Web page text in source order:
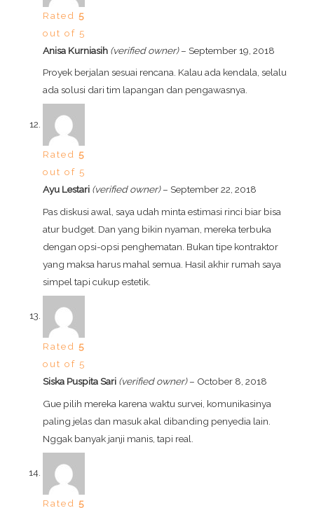
Rated5
out of 5
Anisa Kurniasih (verified owner) – September 19, 2018
Proyek berjalan sesuai rencana. Kalau ada kendala, selalu
ada solusi dari tim lapangan dan pengawasnya.
Rated5
out of 5
Ayu Lestari (verified owner) – September 22, 2018
Pas diskusi awal, saya udah minta estimasi rinci biar bisa
atur budget. Dan yang bikin nyaman, mereka terbuka
dengan opsi-opsi penghematan. Bukan tipe kontraktor
yang maksa harus mahal semua. Hasil akhir rumah saya
simpel tapi cukup estetik.
Rated5
out of 5
Siska Puspita Sari (verified owner) – October 8, 2018
Gue pilih mereka karena waktu survei, komunikasinya
paling jelas dan masuk akal dibanding penyedia lain.
Nggak banyak janji manis, tapi real.
Rated5